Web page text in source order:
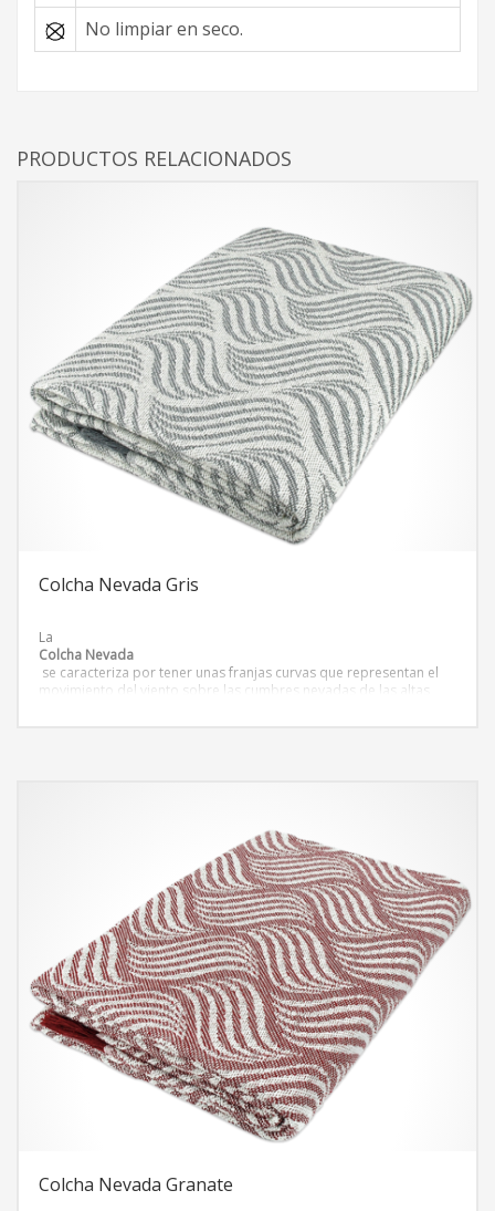
No limpiar en seco.
PRODUCTOS RELACIONADOS
Colcha Nevada Gris
La
Colcha Nevada
se caracteriza por tener unas franjas curvas que representan el
movimiento del viento sobre las cumbres nevadas de las altas
Colcha Nevada Granate